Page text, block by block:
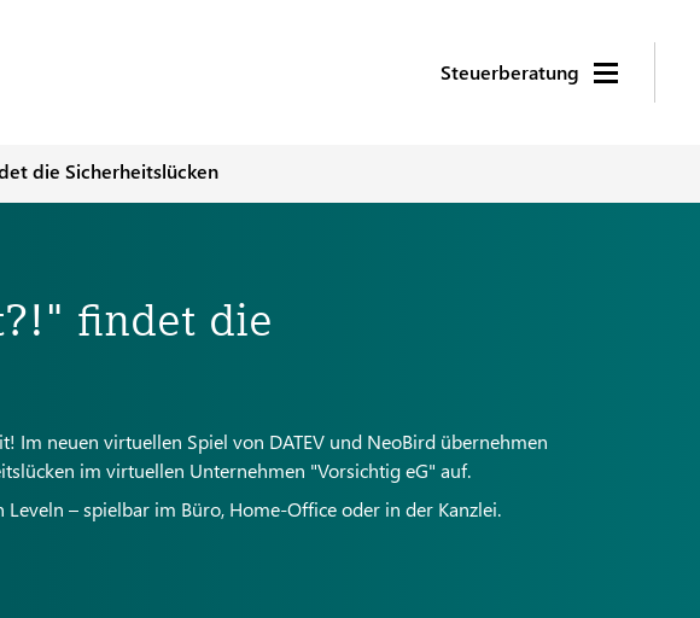
Steuerberatung
die Sicherheitslücken
findet die
Im neuen virtuellen Spiel von DATEV und NeoBird übernehmen
im virtuellen Unternehmen "Vorsichtig eG" auf.
– spielbar im Büro, Home-Office oder in der Kanzlei.